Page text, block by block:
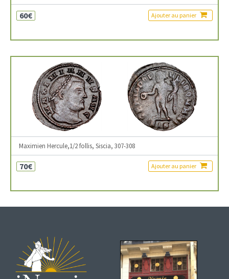
60€ Ajouter au panier
Maximien Hercule,1/2 follis, Siscia, 307-308
70€ Ajouter au panier